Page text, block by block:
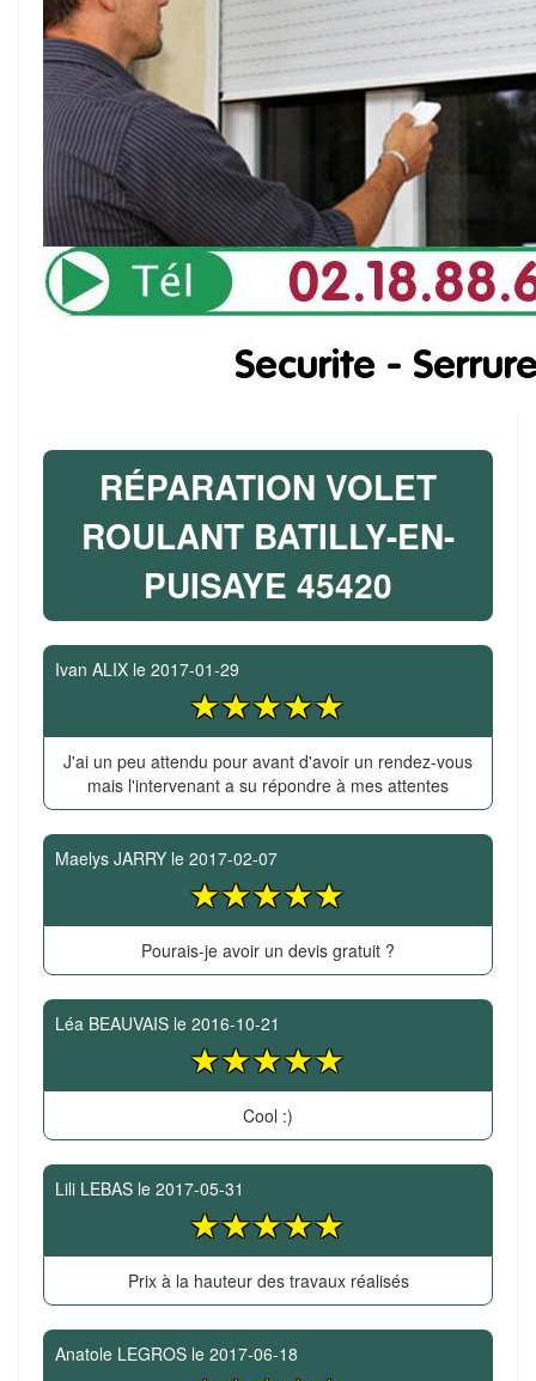
RÉPARATION VOLET
ROULANT BATILLY-EN-
PUISAYE 45420
Ivan ALIX le 2017-01-29
J'ai un peu attendu pour avant d'avoir un rendez-vous
mais l'intervenant a su répondre à mes attentes
Maelys JARRY le 2017-02-07
Pourais-je avoir un devis gratuit ?
Léa BEAUVAIS le 2016-10-21
Cool :)
Lili LEBAS le 2017-05-31
Prix à la hauteur des travaux réalisés
Anatole LEGROS le 2017-06-18